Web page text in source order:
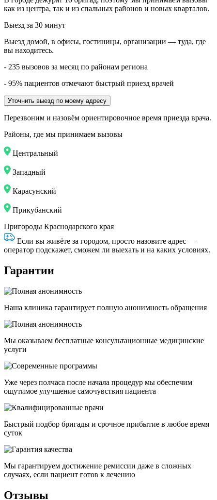
как из центра, так и из спальных районов и новых кварталов.
Выезд за 30 минут
Выезд домой, в офисы, гостиницы, организации — туда, где
вы находитесь.
- 235 вызовов за месяц по районам региона
- 95% пациентов отмечают быстрый приезд врачей
Уточнить выезд по моему адресу
Перезвоним и назовём ориентировочное время приезда врача.
Районы, где мы принимаем вызовы
Центральный
Западный
Карасунский
Прикубанский
Пригороды Краснодарского края
Если вы живёте за городом, просто назовите адрес —
оператор подскажет, сможем ли выехать и на каких условиях.
Гарантии
Наша клиника гарантирует полную анонимность обращения
Мы оказываем бесплатные консультационные медицинские
услуги
Уже через полчаса после начала процедур мы обеспечим
ощутимое улучшение самочувствия пациента
Быстрый подбор бригады и срочное прибытие в любое время
суток
Мы гарантируем достижение ремиссии даже в сложных
случаях, если пациент готов к лечению
Отзывы